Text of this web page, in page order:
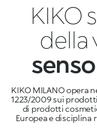
KIKO
della
KIKO MILANO opera
1223/2009 sui
di prodotti
Europea e disciplina